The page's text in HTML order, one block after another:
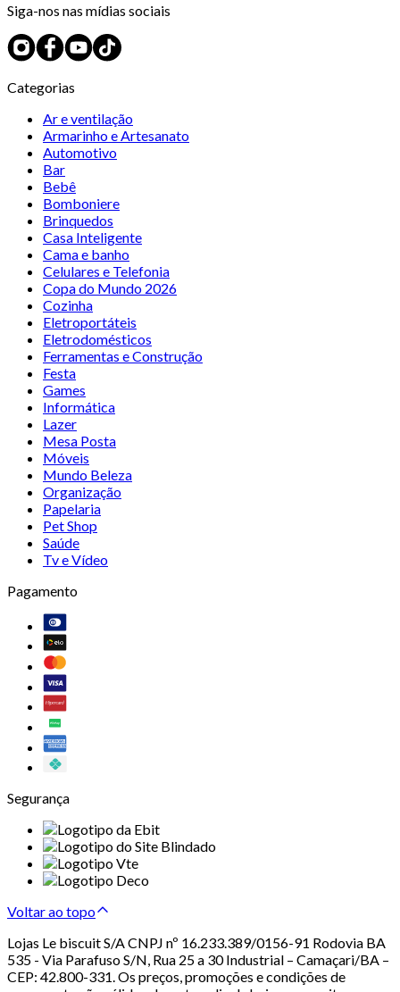
Siga-nos nas mídias sociais
Categorias
Ar e ventilação
Armarinho e Artesanato
Automotivo
Bar
Bebê
Bomboniere
Brinquedos
Casa Inteligente
Cama e banho
Celulares e Telefonia
Copa do Mundo 2026
Cozinha
Eletroportáteis
Eletrodomésticos
Ferramentas e Construção
Festa
Games
Informática
Lazer
Mesa Posta
Móveis
Mundo Beleza
Organização
Papelaria
Pet Shop
Saúde
Tv e Vídeo
Pagamento
Segurança
Voltar ao topo
Lojas Le biscuit S/A CNPJ nº 16.233.389/0156-91 Rodovia BA
535 - Via Parafuso S/N, Rua 25 a 30 Industrial – Camaçari/BA –
CEP: 42.800-331. Os preços, promoções e condições de